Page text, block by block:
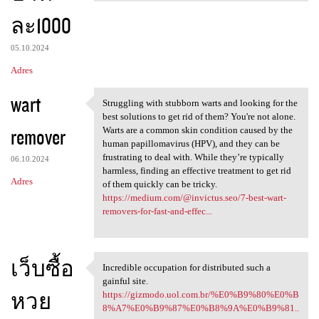
ละ1000
05.10.2024
Adres
wart
remover
06.10.2024
Adres
Struggling with stubborn
Struggling with stubborn warts and looking for the
best solutions to get rid of them? You're not alone.
Warts are a common skin condition caused by the
human papillomavirus (HPV), and they can be
frustrating to deal with. While they’re typically
harmless, finding an effective treatment to get rid
of them quickly can be tricky.
https://medium.com/@invictus.seo/7-best-wart-
removers-for-fast-and-effec...
เว็บซื้อ
หวย
Incredible occupation for
Incredible occupation for distributed such a
gainful site.
https://gizmodo.uol.com.br/%E0%B9%80%E0%B
8%A7%E0%B9%87%E0%B8%9A%E0%B9%81..